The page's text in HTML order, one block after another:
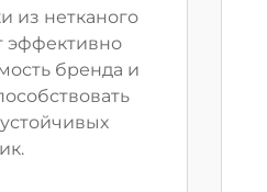
из нетканого
эффективно
бренда и